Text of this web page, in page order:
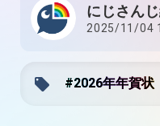
にじさん
2025/11/04
#2026年年賀状